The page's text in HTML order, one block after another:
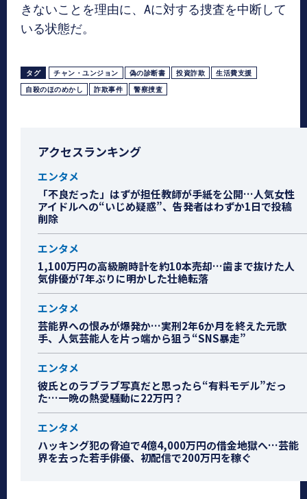
きないことを理由に、Aに対する捜査を中断して
いる状態だ。
タグ チャン・ユンジョン 偽の診断書 投資詐欺 生活費支援
自殺のほのめかし 詐欺事件 警察捜査
アクセスランキング
エンタメ
「不良だった」はずが担任教師が手紙を公開…人気女性
アイドルへの“いじめ疑惑”、告発者はわずか1日で投稿
削除
エンタメ
1,100万円の高級腕時計を約10本売却…歯まで抜けた人
気俳優が7年ぶりに明かした壮絶転落
エンタメ
芸能界への恨みが爆発か…実刑2年6か月を終えた元歌
手、人気芸能人を片っ端から狙う“SNS暴走”
エンタメ
彼氏とのラブラブ写真だと思ったら“有料モデル”だっ
た…一晩の熱愛騒動に22万円？
エンタメ
ハッキング犯の脅迫で4億4,000万円の借金地獄へ…芸能
界を去った若手俳優、初配信で200万円を稼ぐ